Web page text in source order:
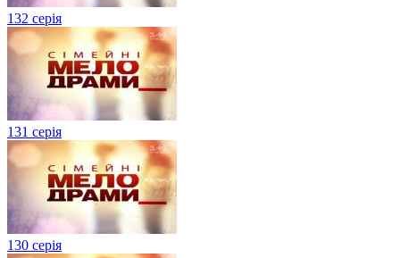
132 серія
131 серія
130 серія